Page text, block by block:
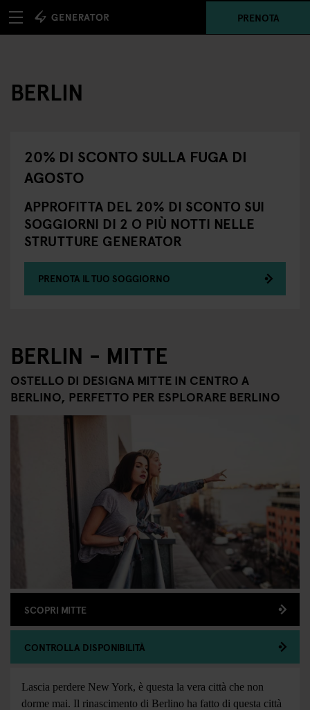
PRENOTA
BERLIN
20% DI SCONTO SULLA FUGA DI
AGOSTO
APPROFITTA DEL 20% DI SCONTO SUI
SOGGIORNI DI 2 O PIÙ NOTTI NELLE
STRUTTURE GENERATOR
PRENOTA IL TUO SOGGIORNO
BERLIN - MITTE
OSTELLO DI DESIGNA MITTE IN CENTRO A
BERLINO, PERFETTO PER ESPLORARE BERLINO
SCOPRI MITTE
CONTROLLA DISPONIBILITÀ
Lascia perdere New York, è questa la vera città che non
dorme mai. Il rinascimento di Berlino ha fatto di questa città